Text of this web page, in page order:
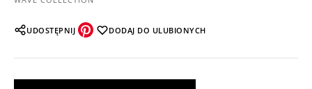
UDOSTĘPNIJ DODAJ DO ULUBIONYCH